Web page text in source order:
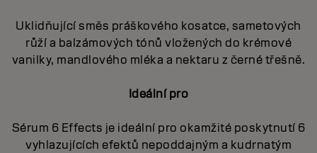
Uklidňující směs práškového kosatce, sametových
růží a balzámových tónů vložených do krémové
vanilky, mandlového mléka a nektaru z černé třešně.
Ideální pro
Sérum 6 Effects je ideální pro okamžité poskytnutí 6
vyhlazujících efektů nepoddajným a kudrnatým